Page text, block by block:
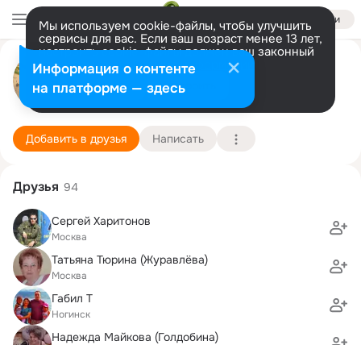
Войти
Мы используем cookie-файлы, чтобы улучшить
сервисы для вас. Если ваш возраст менее 13 лет,
настроить cookie-файлы должен ваш законный
представитель. Больше информации
Разрешить все Настроить
Катерина Терехова-Беляева
Москва
25 марта (44 года)
898 школа им. генерала И.Д. Стаценко (школа
Подробнее
Добавить в друзья Написать
Друзья 94
Сергей Харитонов
Москва
Татьяна Тюрина (Журавлёва)
Москва
Габил Т
Ногинск
Надежда Майкова (Голдобина)
Информация о контенте
на платформе — здесь